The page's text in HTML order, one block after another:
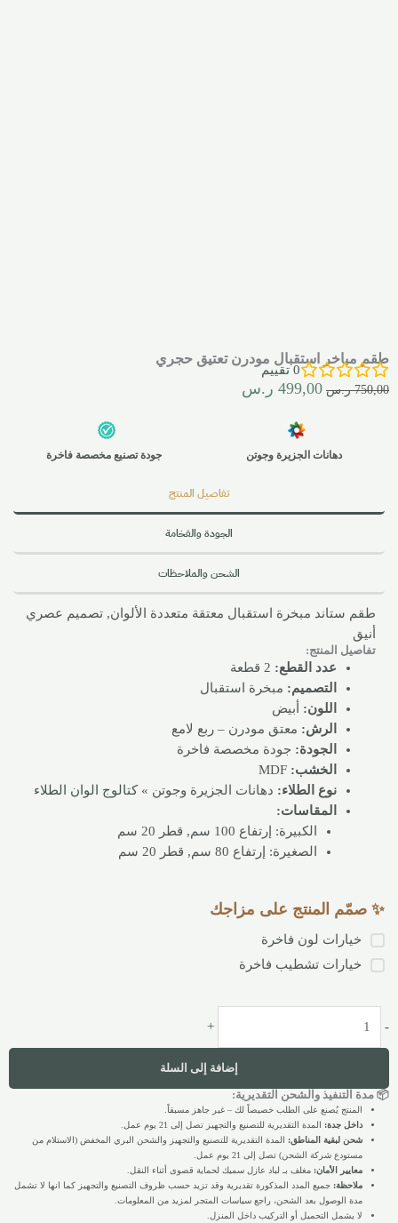
طقم مباخر استقبال مودرن تعتيق حجري
0تقييم
750,00 ر.س 499,00 ر.س
دهانات الجزيرة وجوتن جودة تصنيع مخصصة فاخرة
تفاصيل المنتج
الجودة والفخامة
الشحن والملاحظات
طقم ستاند مبخرة استقبال معتقة متعددة الألوان, تصميم عصري
أنيق
تفاصيل المنتج:
عدد القطع:
التصميم: مبخرة استقبال
اللون: أبيض
الرش: معتق مودرن – ربع لامع
الجودة: جودة مخصصة فاخرة
الخشب:
نوع الطلاء: دهانات الجزيرة وجوتن »كتالوج الوان الطلاء
المقاسات:
الكبيرة: إرتفاع 100 سم, قطر 20 سم
الصغيرة: إرتفاع 80 سم, قطر 20 سم
✨ صمّم المنتج على مزاجك
خيارات لون فاخرة
خيارات تشطيب فاخرة
-
+
إضافة إلى السلة
📦 مدة التنفيذ والشحن التقديرية:
المنتج يُصنع على الطلب خصيصاً لك – غير جاهز مسبقاً.
داخل جدة: المدة التقديرية للتصنيع والتجهيز تصل إلى 21 يوم عمل.
شحن لبقية المناطق: المدة التقديرية للتصنيع والتجهيز والشحن البري المخفض (الاستلام من
مستودع شركة الشحن) تصل إلى 21 يوم عمل.
معايير الأمان: مغلف بـ لباد عازل سميك لحماية قصوى أثناء النقل.
ملاحظة: جميع المدد المذكورة تقديرية وقد تزيد حسب ظروف التصنيع والتجهيز كما انها لا تشمل
مدة الوصول بعد الشحن، راجع سياسات المتجر لمزيد من المعلومات.
لا يشمل التحميل أو التركيب داخل المنزل.